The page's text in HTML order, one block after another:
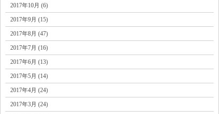
2017年10月 (6)
2017年9月 (15)
2017年8月 (47)
2017年7月 (16)
2017年6月 (13)
2017年5月 (14)
2017年4月 (24)
2017年3月 (24)